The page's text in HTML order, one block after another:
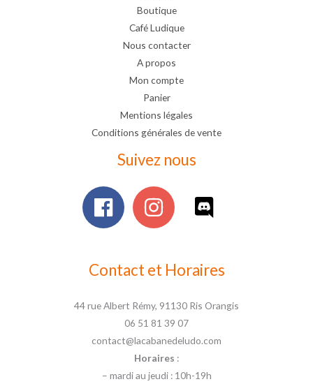
Boutique
Café Ludique
Nous contacter
A propos
Mon compte
Panier
Mentions légales
Conditions générales de vente
Suivez nous
Contact et Horaires
44 rue Albert Rémy, 91130 Ris Orangis
06 51 81 39 07
contact@lacabanedeludo.com
Horaires :
– mardi au jeudi : 10h-19h